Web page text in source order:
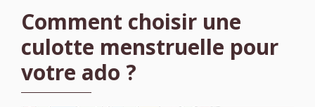
Comment choisir une
culotte menstruelle pour
votre ado ?